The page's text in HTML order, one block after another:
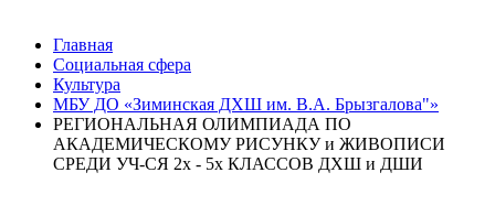
Главная
Социальная сфера
Культура
МБУ ДО «Зиминская ДХШ им. В.А. Брызгалова"»
РЕГИОНАЛЬНАЯ ОЛИМПИАДА ПО
АКАДЕМИЧЕСКОМУ РИСУНКУ и ЖИВОПИСИ
СРЕДИ УЧ-СЯ 2х - 5х КЛАССОВ ДХШ и ДШИ